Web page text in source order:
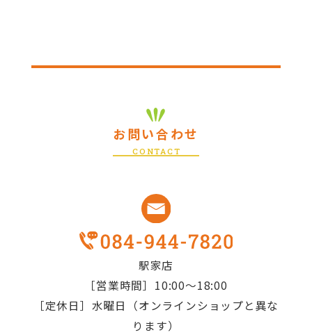
お問い合わせ
CONTACT
駅家店
［営業時間］10:00～18:00
［定休日］水曜日（オンラインショップと異な
ります）